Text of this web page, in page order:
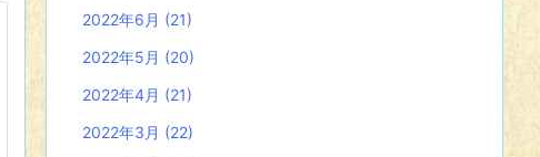
2022年6月 (21)
2022年5月 (20)
2022年4月 (21)
2022年3月 (22)